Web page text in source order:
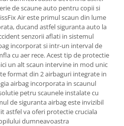
de scaune auto pentru copii si
Air este primul scaun din lume
ducand astfel siguranta auto la
senzorii aflati in sistemul
incorporat si intr-un interval de
cu aer rece. Acest tip de protectie
un alt scaun intervine in mod unic
format din 2 airbaguri integrate in
airbag incorporata in scaunul
petru scaunele instalate cu
de siguranta airbag este invizibil
astfel va oferi protectie cruciala
dumneavoastra